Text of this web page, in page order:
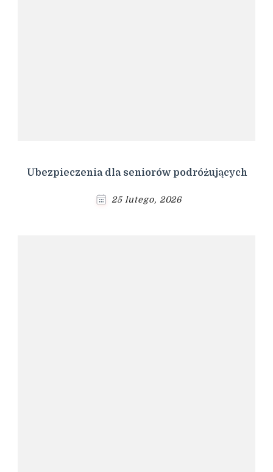
Ubezpieczenia dla seniorów podróżujących
25 lutego, 2026